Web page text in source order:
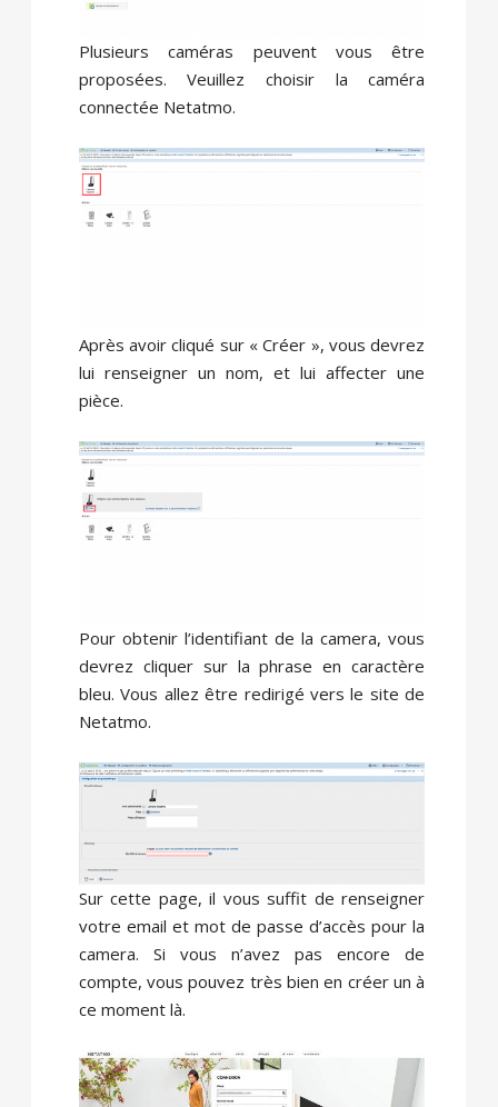
Plusieurs caméras peuvent vous être
proposées. Veuillez choisir la caméra
connectée Netatmo.
Après avoir cliqué sur « Créer », vous devrez
lui renseigner un nom, et lui affecter une
pièce.
Pour obtenir l’identifiant de la camera, vous
devrez cliquer sur la phrase en caractère
bleu. Vous allez être redirigé vers le site de
Netatmo.
Sur cette page, il vous suffit de renseigner
votre email et mot de passe d’accès pour la
camera. Si vous n’avez pas encore de
compte, vous pouvez très bien en créer un à
ce moment là.